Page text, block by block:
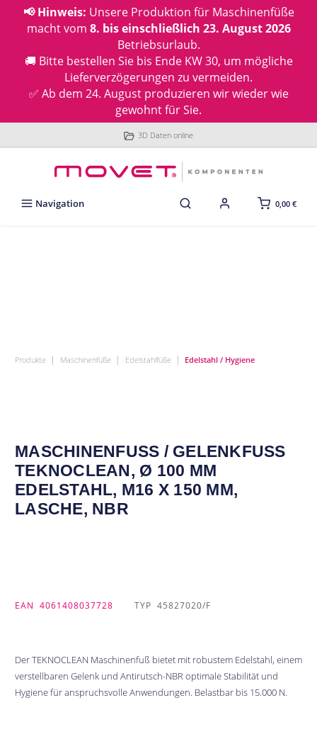
📢 Hinweis: Unsere Produktion für Maschinenfüße
macht vom 8. bis einschließlich 23. August 2026
Betriebsurlaub.
🚚 Bitte bestellen Sie bis Ende KW 30, um mögliche
Lieferverzögerungen zu vermeiden.
✅ Ab dem 24. August produzieren wir wieder wie
gewohnt für Sie.
3D Daten online
Navigation 0,00 €
Produkte | Maschinenfüße | Edelstahlfüße | Edelstahl / Hygiene
MASCHINENFUSS / GELENKFUSS TE
KNOCLEAN, Ø 100 MM ED
ELSTAHL, M16 X 150 MM, LA
SCHE, NBR
EAN 4061408037728 TYP 45827020/F
Der TEKNOCLEAN Maschinenfuß bietet mit robustem Edelstahl, einem
verstellbaren Gelenk und Antirutsch-NBR optimale Stabilität und
Hygiene für anspruchsvolle Anwendungen. Belastbar bis 15.000 N.